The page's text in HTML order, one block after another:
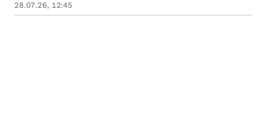
28.07.26, 12:45